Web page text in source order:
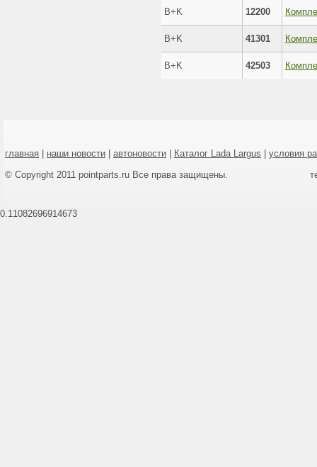
B+K 12200
B+K 41301
B+K 42503
главная наши новости автоновости Каталог Lada Largus
условия
© Copyright 2011 pointparts.ru Все права защищены.
0.11082696914673